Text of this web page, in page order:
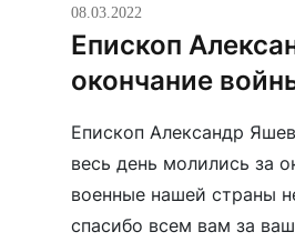
08.03.2022
Епископ
окончание
Епископ Александр
весь день молились за
военные нашей страны
спасибо всем вам за